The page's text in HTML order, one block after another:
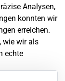
Analysen,
konnten wir
erreichen.
wie wir als
echte